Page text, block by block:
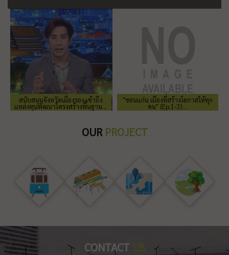
สนับสนุนจังหวัดเมืองรอง เข้าถึง
แหล่งทุนพัฒนาโครงสร้างพื้นฐาน...
"ขอนแก่น เมืองที่สร้างโอกาสให้ทุก
คน" (Ep.1-3)...
OUR PROJECT
CONTACT US